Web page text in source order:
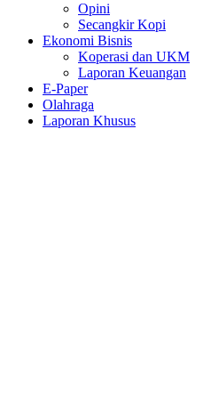
Opini
Secangkir Kopi
Ekonomi Bisnis
Koperasi dan UKM
Laporan Keuangan
E-Paper
Olahraga
Laporan Khusus